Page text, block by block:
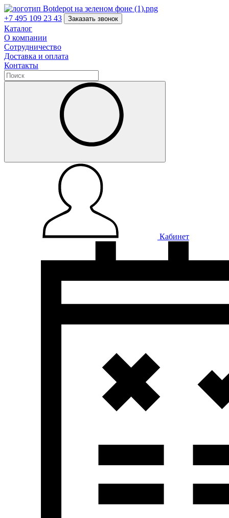
+7 495 109 23 43 Заказать звонок
Каталог
О компании
Сотрудничество
Доставка и оплата
Контакты
Кабинет